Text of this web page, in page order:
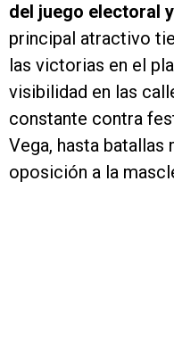
del juego electoral
principal atractivo
las victorias en el
visibilidad en las
constante contra
Vega, hasta
oposición a la